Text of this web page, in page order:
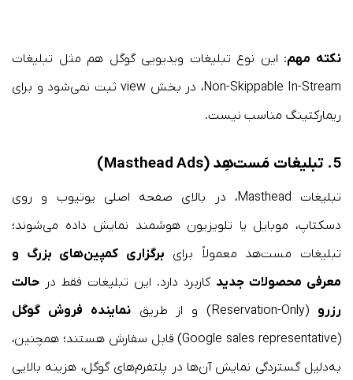
نکته مهم: این نوع تبلیغات ویدیویی گوگل هم مثل تبلیغات
Non-Skippable In-Stream، در بخش view ثبت نمی‌شود و برای
ریمارکتینگ مناسب نیست.
5. تبلیغات مَست‌هِد (Masthead Ads)
تبلیغات Masthead، در بالای صفحه اصلی یوتیوب و روی
دسکتاپ، موبایل یا تلویزیون هوشمند نمایش داده می‌شوند؛
تبلیغات مست‌هد معمولاً برای برگزاری کمپین‌های بزرگ و
معرفی محصولات جدید کاربرد دارد. این تبلیغات فقط در حالت
رزرو (Reservation-Only) و از طریق
نماینده فروش گوگل
(Google sales representative) قابل سفارش هستند؛ همچنین،
به‌دلیل گستردگی نمایش آن‌ها در پلتفرم‌های گوگل، هزینه بالایی